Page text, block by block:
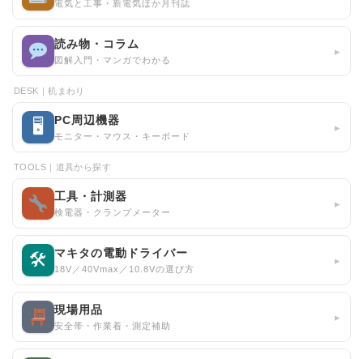
電気と工事・新電気ほか月刊誌
読み物・コラム
図解入門・マンガでわかる
▸
DESK｜机まわり
🖥 PC周辺機器
モニター・マウス・キーボード
▸
TOOLS｜道具から探す
工具・計測器
検電器・クランプメーター
▸
🛠 マキタの電動ドライバー
18V／40Vmax／10.8Vの選び方
▸
現場用品
安全帯・作業着・測定補助
▸